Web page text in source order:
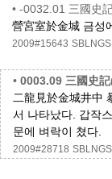
• -0032.01 三國史
營宮室於金城 금성
2009#15643 SBLNGS
• 0003.09 三國史
二龍見於金城井中
서 나타났다. 갑작
문에 벼락이 쳤다.
2009#28718 SBLNGS